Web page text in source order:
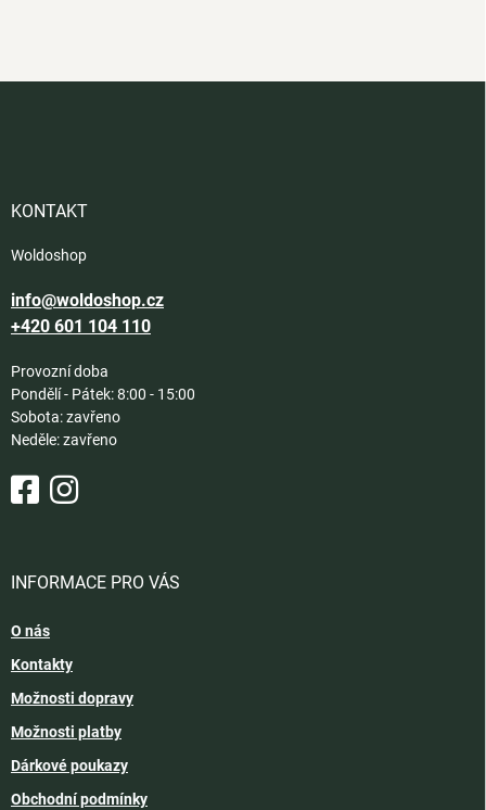
KONTAKT
Woldoshop
info@woldoshop.cz
+420 601 104 110
Provozní doba
Pondělí - Pátek: 8:00 - 15:00
Sobota: zavřeno
Neděle: zavřeno
INFORMACE PRO VÁS
O nás
Kontakty
Možnosti dopravy
Možnosti platby
Dárkové poukazy
Obchodní podmínky